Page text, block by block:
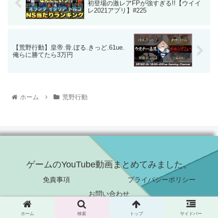
初登場の激レアFPが強すぎる!!【ウイイ
レ2021アプリ】#225
【荒野行動】皇帝.骨.ぼる.きっど.61ue.
俺らに勝てたら3万円
ホーム 荒野行動
ゲームのYouTube動画まとめてみました。
免責事項
プライバシーポリシー
お問い合わせ
© 2021 ゲームのYouTube動画まとめてみました。.
ホーム 検索 トップ サイドバー